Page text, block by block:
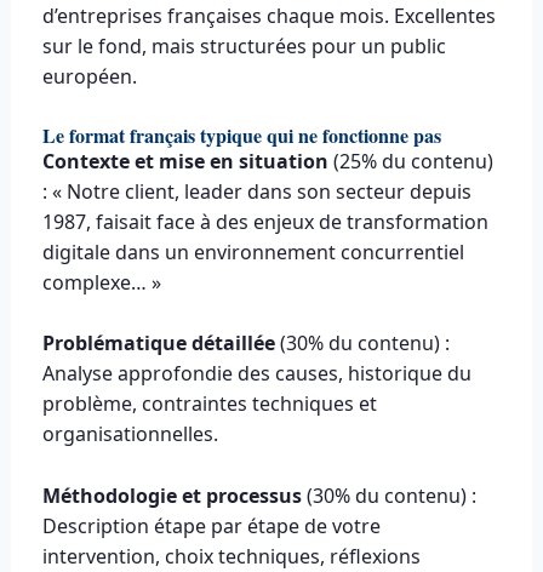
d’entreprises françaises chaque mois. Excellentes
sur le fond, mais structurées pour un public
européen.
Le format français typique qui ne fonctionne pas
Contexte et mise en situation (25% du contenu)
: « Notre client, leader dans son secteur depuis
1987, faisait face à des enjeux de transformation
digitale dans un environnement concurrentiel
complexe… »
Problématique détaillée(30% du contenu) :
Analyse approfondie des causes, historique du
problème, contraintes techniques et
organisationnelles.
Méthodologie et processus(30% du contenu) :
Description étape par étape de votre
intervention, choix techniques, réflexions